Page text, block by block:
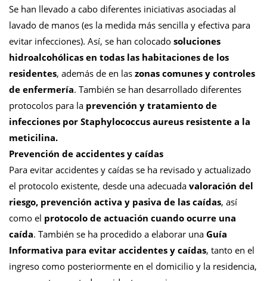
Se han llevado a cabo diferentes iniciativas asociadas al
lavado de manos (es la medida más sencilla y efectiva para
evitar infecciones). Así, se han colocado soluciones
hidroalcohólicas en todas las habitaciones de los
residentes, además de en las zonas comunes y controles
de enfermería. También se han desarrollado diferentes
protocolos para la prevención y tratamiento de
infecciones por Staphylococcus aureus resistente a la
meticilina.
Prevención de accidentes y caídas
Para evitar accidentes y caídas se ha revisado y actualizado
el protocolo existente, desde una adecuada valoración del
riesgo, prevención activa y pasiva de las caídas, así
como el protocolo de actuación cuando ocurre una
caída. También se ha procedido a elaborar una Guía
Informativa para evitar accidentes y caídas, tanto en el
ingreso como posteriormente en el domicilio y la residencia,